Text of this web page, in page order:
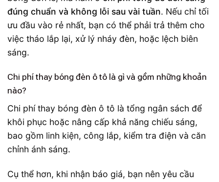
đúng chuẩn và không lỗi sau vài tuần. Nếu chỉ tối
ưu đầu vào rẻ nhất, bạn có thể phải trả thêm cho
việc tháo lắp lại, xử lý nháy đèn, hoặc lệch biên
sáng.
Chi phí thay bóng đèn ô tô là gì và gồm những khoản
nào?
Chi phí thay bóng đèn ô tô là tổng ngân sách để
khôi phục hoặc nâng cấp khả năng chiếu sáng,
bao gồm linh kiện, công lắp, kiểm tra điện và căn
chỉnh ánh sáng.
Cụ thể hơn, khi nhận báo giá, bạn nên yêu cầu